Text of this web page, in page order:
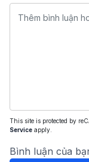
This site is protected by
Service apply.
Bình luận của